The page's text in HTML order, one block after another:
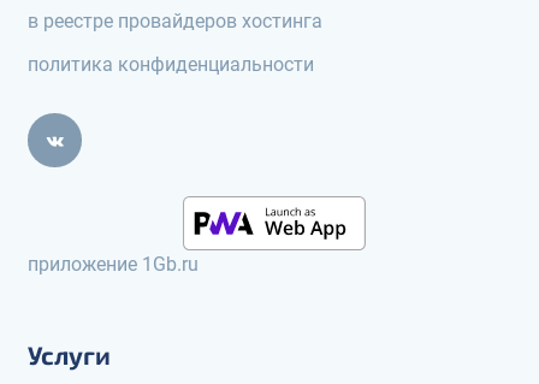
в реестре провайдеров хостинга
политика конфиденциальности
приложение 1Gb.ru
Услуги